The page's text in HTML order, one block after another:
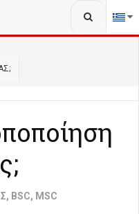
BSC, MSC